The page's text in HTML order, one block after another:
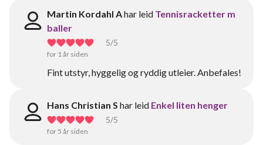
Martin Kordahl Ahar leid Tennisracketter m
baller
5/5
for 1 år siden
Fint utstyr, hyggelig og ryddig utleier. Anbefales!
Hans Christian S har leid Enkel liten henger
5/5
for 5 år siden